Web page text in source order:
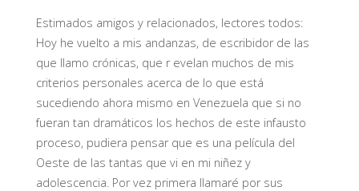
Estimados amigos y relacionados, lectores todos:
Hoy he vuelto a mis andanzas, de escribidor de las
que llamo crónicas, que r evelan muchos de mis
criterios personales acerca de lo que está
sucediendo ahora mismo en Venezuela que si no
fueran tan dramáticos los hechos de este infausto
proceso, pudiera pensar que es una película del
Oeste de las tantas que vi en mi niñez y
adolescencia. Por vez primera llamaré por sus